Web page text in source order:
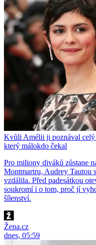
Kvůli Amélii ji poznával celý
který málokdo čekal
Pro miliony diváků zůstane
Montmartru, Audrey Tautou
vzdálila. Před padesátkou
soukromí i o tom, proč jí
šílenství.
Žena.cz
dnes, 05:59